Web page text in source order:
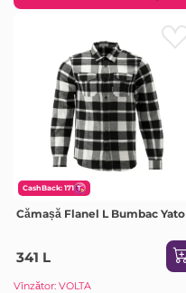
CashBack: 171
Cămașă Flanel L Bumbac Yato
341 L
Vînzător: VOLTA